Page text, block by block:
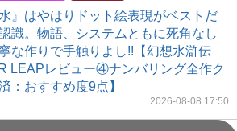
水』はやはりドット絵表現がベストだ
識。物語、システムともに死角なし
な作りで手触りよし!!【幻想水滸伝
LEAPレビュー④ナンバリング全作ク
：おすすめ度9点】
2026-08-08 17:50